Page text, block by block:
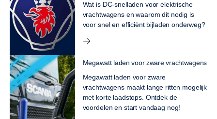
Wat is DC-snelladen voor elektrische
vrachtwagens en waarom dit nodig is
voor snel en efficiënt bijladen onderweg?
Megawatt laden voor zware vrachtwagens
Megawatt laden voor zware
vrachtwagens maakt lange ritten mogelijk
met korte laadstops. Ontdek de
voordelen en start vandaag nog!